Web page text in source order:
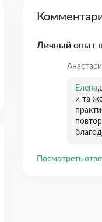
Личный опыт
Елена
и та
Посмотреть